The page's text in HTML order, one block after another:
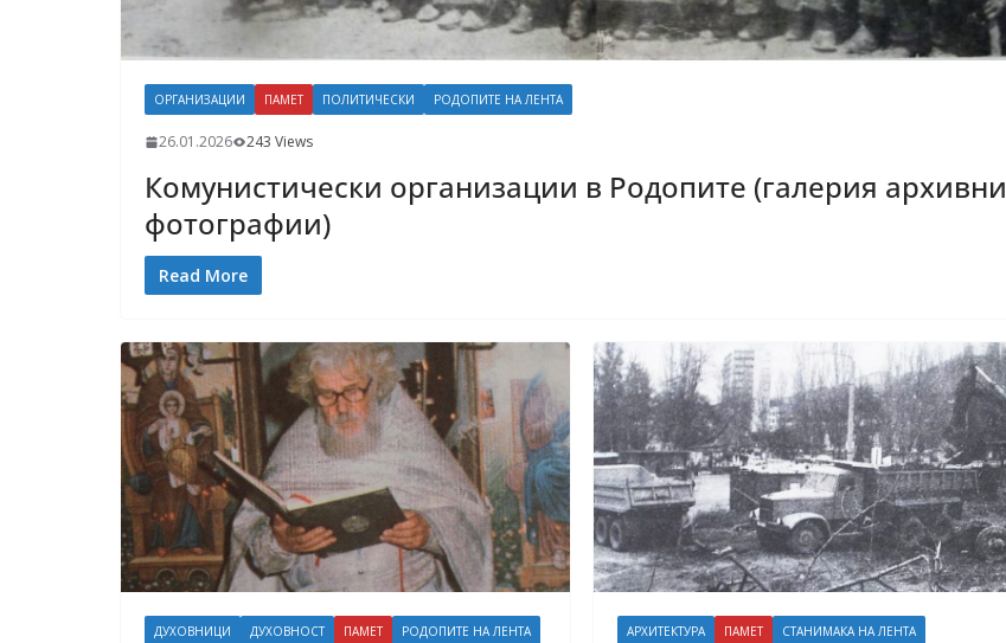
ОРГАНИЗАЦИИ ПАМЕТ ПОЛИТИЧЕСКИ РОДОПИТЕ НА ЛЕНТА
26.01.2026 243 Views
Комунистически организации в Родопите (галерия архивни
фотографии)
Read More
ДУХОВНИЦИ ДУХОВНОСТ ПАМЕТ
РОДОПИТЕ НА ЛЕНТА
АРХИТЕКТУРА ПАМЕТ
СТАНИМАКА НА ЛЕНТА